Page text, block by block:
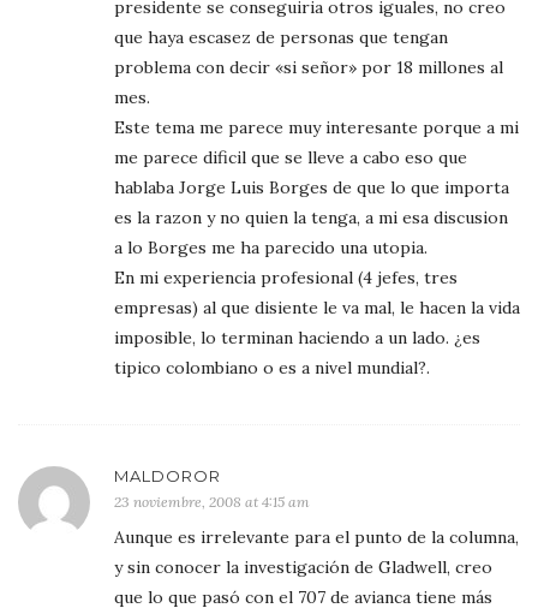
presidente se conseguiria otros iguales, no creo
que haya escasez de personas que tengan
problema con decir «si señor» por 18 millones al
mes.
Este tema me parece muy interesante porque a mi
me parece dificil que se lleve a cabo eso que
hablaba Jorge Luis Borges de que lo que importa
es la razon y no quien la tenga, a mi esa discusion
a lo Borges me ha parecido una utopia.
En mi experiencia profesional (4 jefes, tres
empresas) al que disiente le va mal, le hacen la vida
imposible, lo terminan haciendo a un lado. ¿es
tipico colombiano o es a nivel mundial?.
MALDOROR
23 noviembre, 2008 at 4:15 am
Aunque es irrelevante para el punto de la columna,
y sin conocer la investigación de Gladwell, creo
que lo que pasó con el 707 de avianca tiene más